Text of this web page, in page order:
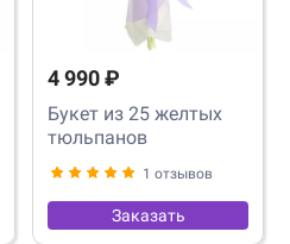
4 990 ₽
Букет из 25 желтых
тюльпанов
1 отзывов
Заказать